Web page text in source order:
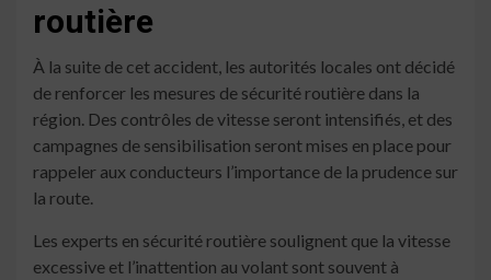
routière
À la suite de cet accident, les autorités locales ont décidé
de renforcer les mesures de sécurité routière dans la
région. Des contrôles de vitesse seront intensifiés, et des
campagnes de sensibilisation seront mises en place pour
rappeler aux conducteurs l’importance de la prudence sur
la route.
Les experts en sécurité routière soulignent que la vitesse
excessive et l’inattention au volant sont souvent à